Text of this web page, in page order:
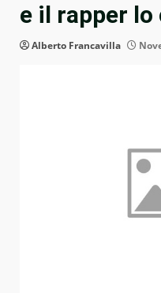
e il rapper
Alberto Francavilla